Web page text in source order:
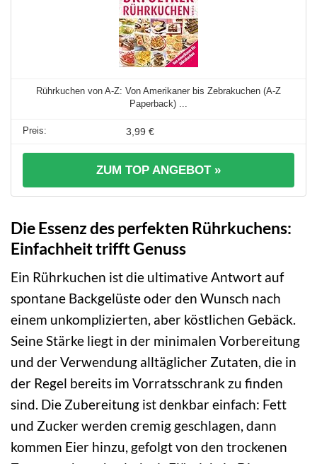
Rührkuchen von A-Z: Von Amerikaner bis Zebrakuchen (A-Z
Paperback) ...
3,99 €
ZUM TOP ANGEBOT »
Die Essenz des perfekten Rührkuchens:
Einfachheit trifft Genuss
Ein Rührkuchen ist die ultimative Antwort auf
spontane Backgelüste oder den Wunsch nach
einem unkomplizierten, aber köstlichen Gebäck.
Seine Stärke liegt in der minimalen Vorbereitung
und der Verwendung alltäglicher Zutaten, die in
der Regel bereits im Vorratsschrank zu finden
sind. Die Zubereitung ist denkbar einfach: Fett
und Zucker werden cremig geschlagen, dann
kommen Eier hinzu, gefolgt von den trockenen